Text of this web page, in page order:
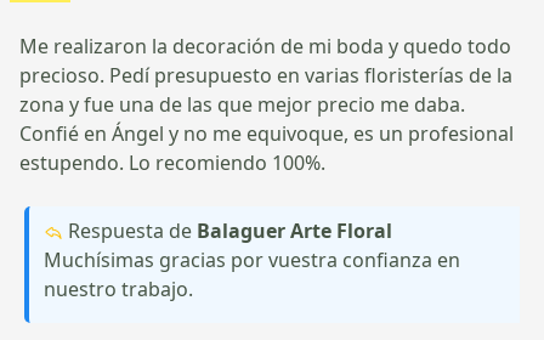
Me realizaron la decoración de mi boda y quedo todo
precioso. Pedí presupuesto en varias floristerías de la
zona y fue una de las que mejor precio me daba.
Confié en Ángel y no me equivoque, es un profesional
estupendo. Lo recomiendo 100%.
Respuesta de Balaguer Arte Floral
Muchísimas gracias por vuestra confianza en
nuestro trabajo.